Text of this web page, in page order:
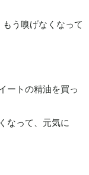
う嗅げなくなって
ートの精油を買っ
なって、元気に